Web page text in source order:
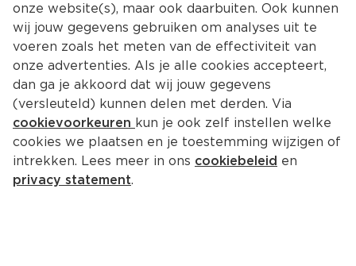
onze website(s), maar ook daarbuiten. Ook kunnen
wij jouw gegevens gebruiken om analyses uit te
voeren zoals het meten van de effectiviteit van
onze advertenties. Als je alle cookies accepteert,
dan ga je akkoord dat wij jouw gegevens
(versleuteld) kunnen delen met derden. Via
cookievoorkeuren kun je ook zelf instellen welke
cookies we plaatsen en je toestemming wijzigen of
intrekken. Lees meer in ons cookiebeleid en
privacy statement.